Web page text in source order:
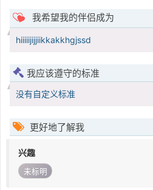
我希望我的伴侣成为
hiiiiijijjiikkakkhgjssd
我应该遵守的标准
没有自定义标准
更好地了解我
兴趣
未标明